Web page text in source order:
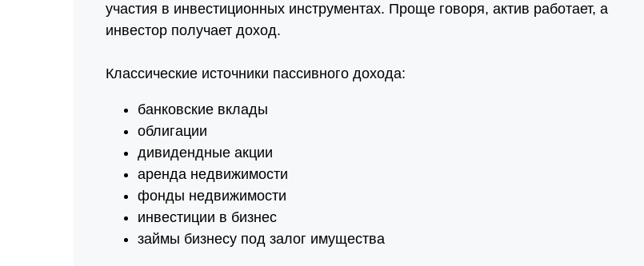
участия в инвестиционных инструментах. Проще говоря, актив работает, а
инвестор получает доход.
Классические источники пассивного дохода:
банковские вклады
облигации
дивидендные акции
аренда недвижимости
фонды недвижимости
инвестиции в бизнес
займы бизнесу под залог имущества